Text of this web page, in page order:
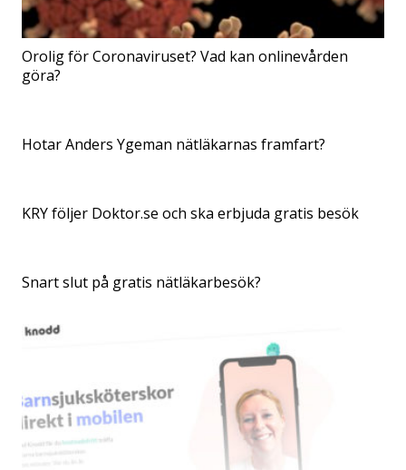
Orolig för Coronaviruset? Vad kan onlinevården
göra?
Hotar Anders Ygeman nätläkarnas framfart?
KRY följer Doktor.se och ska erbjuda gratis besök
Snart slut på gratis nätläkarbesök?